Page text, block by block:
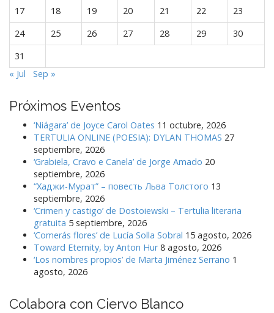
17
18 19 20 21 22
23
24
25 26 27 28 29
30
31
« Jul
Sep »
Próximos Eventos
‘Niágara’ de Joyce Carol Oates 11 octubre, 2026
TERTULIA ONLINE (POESIA): DYLAN THOMAS 27
septiembre, 2026
‘Grabiela, Cravo e Canela’ de Jorge Amado 20
septiembre, 2026
“Хаджи-Мурат” – повесть Льва Толстого 13
septiembre, 2026
‘Crimen y castigo’ de Dostoiewski – Tertulia literaria
gratuita 5 septiembre, 2026
‘Comerás flores’ de Lucía Solla Sobral 15 agosto, 2026
Toward Eternity, by Anton Hur 8 agosto, 2026
‘Los nombres propios’ de Marta Jiménez Serrano 1
agosto, 2026
Colabora con Ciervo Blanco